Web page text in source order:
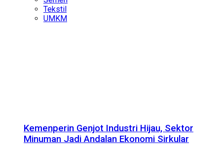
Tekstil
UMKM
Kemenperin Genjot Industri Hijau, Sektor
Minuman Jadi Andalan Ekonomi Sirkular